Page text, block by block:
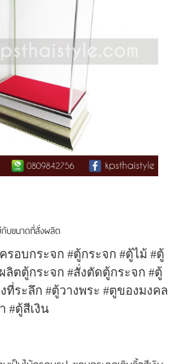
บขนาดที่สั่งผลิต
รอบกระจก #ตู้กระจก #ตู้ไม้ #ตู้
ลิตตู้กระจก #สั่งตัดตู้กระจก #ตู้
ที่ระลึก #ตู้วางพระ #ตูของมงคล
#ตู้สีเงิน